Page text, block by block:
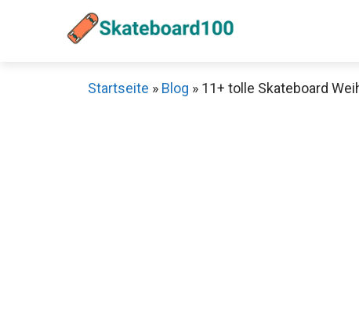
Startseite » Blog » 11+ tolle Skateboard